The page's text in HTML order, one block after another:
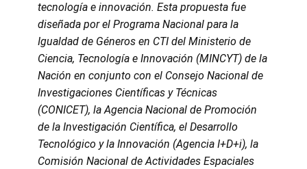
tecnología e innovación. Esta propuesta fue
diseñada por el Programa Nacional para la
Igualdad de Géneros en CTI del Ministerio de
Ciencia, Tecnología e Innovación (MINCYT) de la
Nación en conjunto con el Consejo Nacional de
Investigaciones Científicas y Técnicas
(CONICET), la Agencia Nacional de Promoción
de la Investigación Científica, el Desarrollo
Tecnológico y la Innovación (Agencia I+D+i), la
Comisión Nacional de Actividades Espaciales